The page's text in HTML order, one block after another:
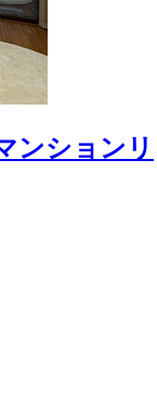
ンションリ